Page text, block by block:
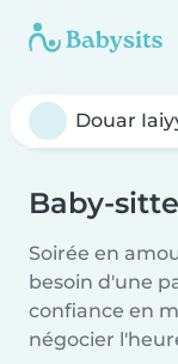
Baby-
Soirée en
besoin d'une
confiance en
négocier